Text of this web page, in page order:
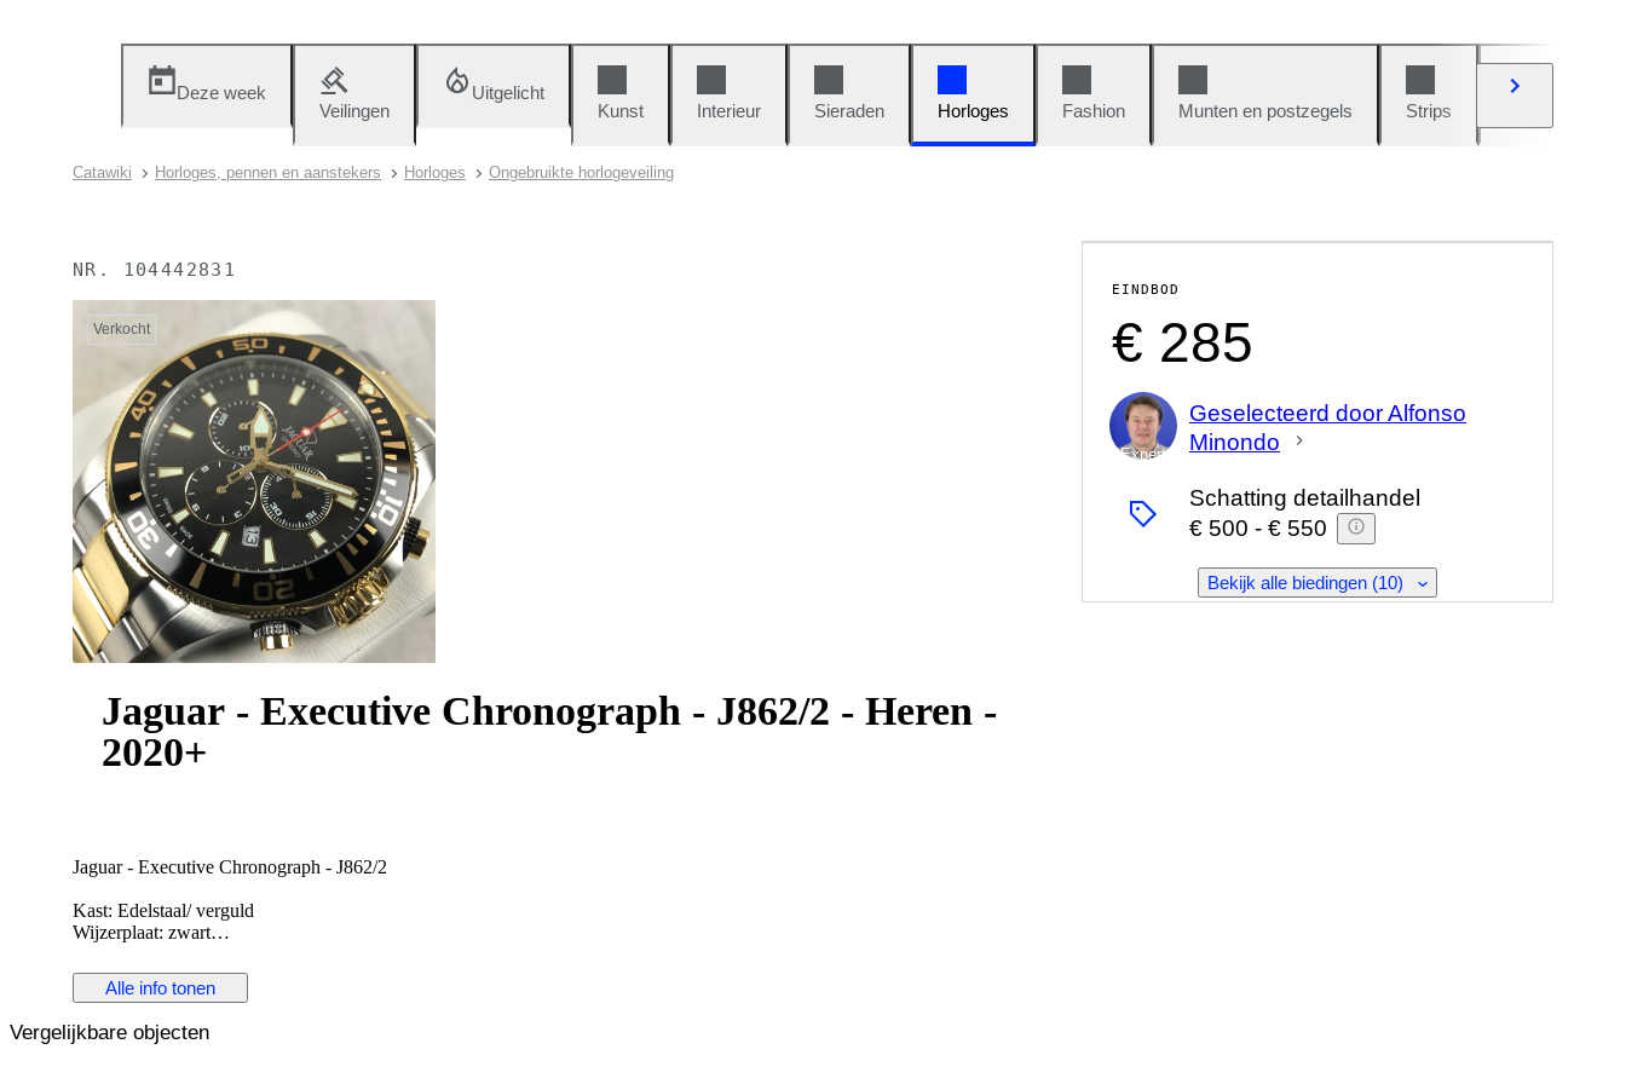
Deze week
Veilingen
Uitgelicht
Kunst
Interieur Sieraden Horloges Fashion Munten en postzegels Strips
Catawiki Horloges, pennen en aanstekers Horloges Ongebruikte horlogeveiling
NR. 104442831
Verkocht
Jaguar - Executive Chronograph - J862/2 - Heren -
2020+
Jaguar - Executive Chronograph - J862/2
Kast: Edelstaal/ verguld
Wijzerplaat: zwart
Diameter: 43,5 mm zonder kroon
Glas: sapphire crystal
Wristsize: 21 cm
Alle info tonen
EINDBOD
€ 285
Expert
Geselecteerd door Alfonso
Minondo
Schatting detailhandel
€ 500 - € 550
Bekijk alle biedingen (10)
Vergelijkbare objecten